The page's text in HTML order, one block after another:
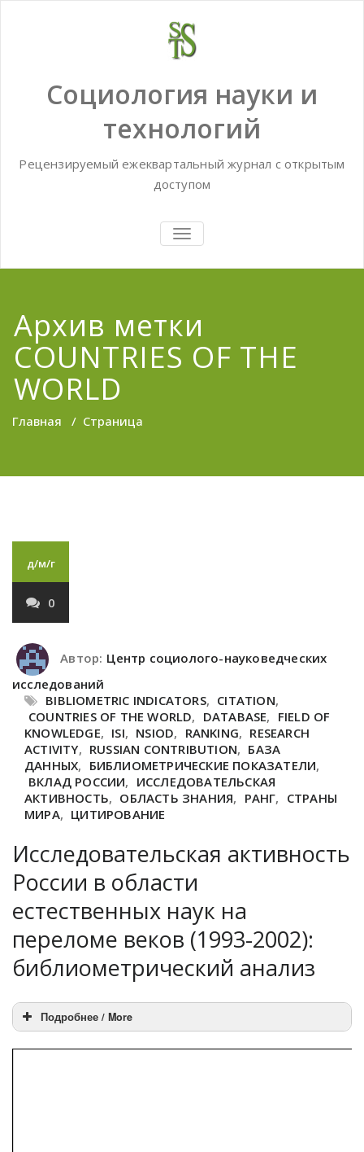
Социология науки и
технологий
Рецензируемый ежеквартальный журнал с открытым
доступом
TOGGLE
NAVIGATION
Архив метки
COUNTRIES OF THE
WORLD
Главная / Страница
д/м/г
0
Автор: Центр социолого-науковедческих
исследований
BIBLIOMETRIC INDICATORS, CITATION,
COUNTRIES OF THE WORLD, DATABASE, FIELD OF
KNOWLEDGE, ISI, NSIOD, RANKING, RESEARCH
ACTIVITY, RUSSIAN CONTRIBUTION, БАЗА
ДАННЫХ, БИБЛИОМЕТРИЧЕСКИЕ ПОКАЗАТЕЛИ,
ВКЛАД РОССИИ, ИССЛЕДОВАТЕЛЬСКАЯ
АКТИВНОСТЬ, ОБЛАСТЬ ЗНАНИЯ, РАНГ, СТРАНЫ
МИРА, ЦИТИРОВАНИЕ
Исследовательская активность
России в области
естественных наук на
переломе веков (1993-2002):
библиометрический анализ
Подробнее / More